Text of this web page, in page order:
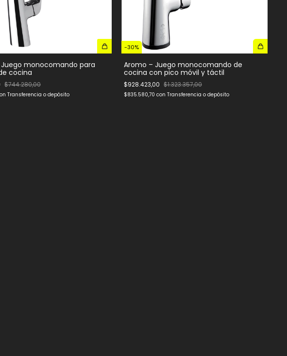
Juego monocomando para
cocina
$744.280,00
Transferencia o depósito
-30%
Aromo – Juego monocomando de
cocina con pico móvil y táctil
$928.423,00 $1.323.357,00
$835.580,70 con Transferencia o depósito